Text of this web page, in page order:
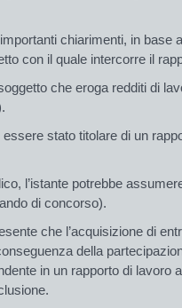
chiarimenti, in
con il quale intercorre il
che eroga redditi di
stato titolare di un
l’istante potrebbe
di concorso).
che l’acquisizione di
della
in un rapporto di